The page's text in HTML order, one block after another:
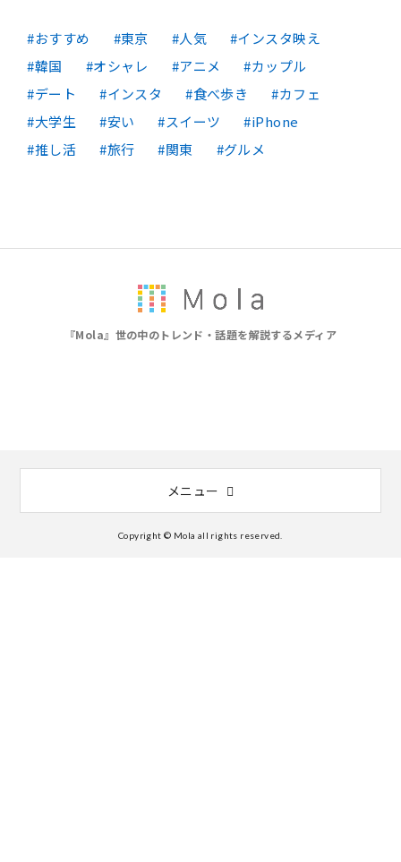
おすすめ 東京 人気
インスタ映え
韓国
オシャレ アニメ
カップル
デート
インスタ 食べ歩き
カフェ
大学生
安い スイーツ
iPhone
推し活
旅行 関東 グルメ
『Mola』世の中のトレンド・話題を解説するメディア
メニュー
Copyright © Mola all rights reserved.